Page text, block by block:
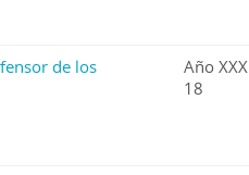
de los
Año
18